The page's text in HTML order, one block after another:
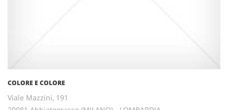
COLORE E COLORE
Viale Mazzini, 191